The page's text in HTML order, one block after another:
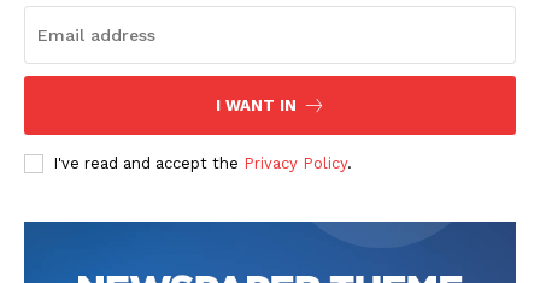
I WANT IN
I've read and accept the Privacy Policy.